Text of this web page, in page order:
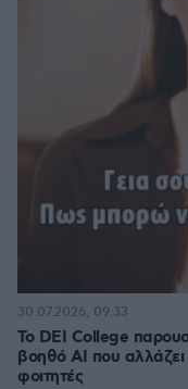
Το DEI College
βοηθό AI που αλλάζει
φοιτητές
30.07.2026, 09:33